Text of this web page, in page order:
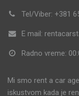
Tel/Viber: +381
E mail:
Radno vreme:
Mi smo rent a car
iskustvom kada je